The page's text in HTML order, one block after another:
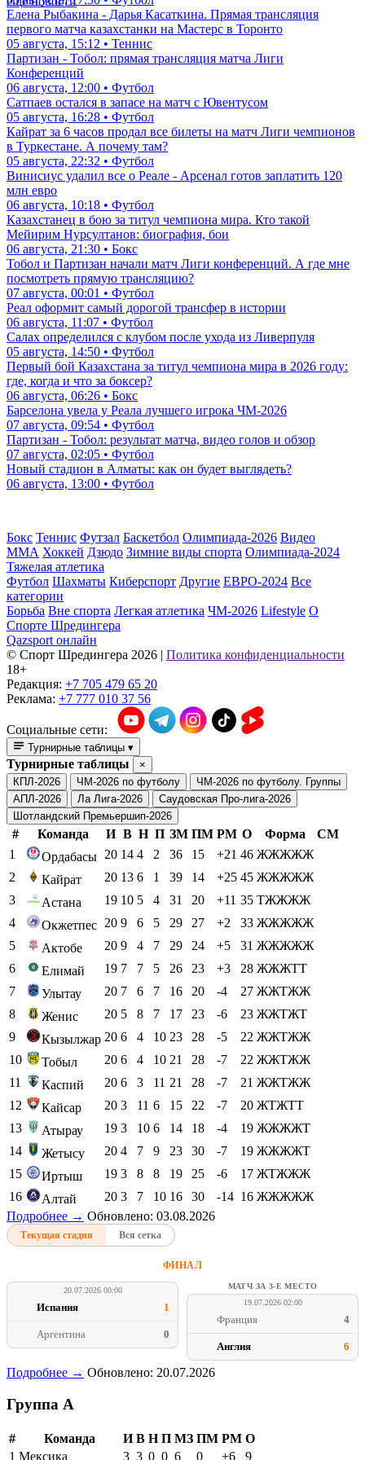
Елена Рыбакина - Дарья Касаткина. Прямая трансляция
первого матча казахстанки на Мастерс в Торонто
05 августа, 15:12 • Теннис
Партизан - Тобол: прямая трансляция матча Лиги
Конференций
06 августа, 12:00 • Футбол
Сатпаев остался в запасе на матч с Ювентусом
05 августа, 16:28 • Футбол
Кайрат за 6 часов продал все билеты на матч Лиги чемпионов
в Туркестане. А почему там?
05 августа, 22:32 • Футбол
Винисиус удалил все о Реале - Арсенал готов заплатить 120
млн евро
06 августа, 10:18 • Футбол
Казахстанец в бою за титул чемпиона мира. Кто такой
Мейирим Нурсултанов: биография, бои
06 августа, 21:30 • Бокс
Тобол и Партизан начали матч Лиги конференций. А где мне
посмотреть прямую трансляцию?
07 августа, 00:01 • Футбол
Реал оформит самый дорогой трансфер в истории
06 августа, 11:07 • Футбол
Салах определился с клубом после ухода из Ливерпуля
05 августа, 14:50 • Футбол
Первый бой Казахстана за титул чемпиона мира в 2026 году:
где, когда и что за боксер?
06 августа, 06:26 • Бокс
Барселона увела у Реала лучшего игрока ЧМ-2026
07 августа, 09:54 • Футбол
Партизан - Тобол: результат матча, видео голов и обзор
07 августа, 02:05 • Футбол
Новый стадион в Алматы: как он будет выглядеть?
06 августа, 13:00 • Футбол
Бокс Теннис Футзал Баскетбол Олимпиада-2026 Видео
ММА Хоккей Дзюдо Зимние виды спорта Олимпиада-2024
Тяжелая атлетика
Футбол Шахматы Киберспорт Другие ЕВРО-2024 Все
категории
Борьба Вне спорта Легкая атлетика ЧМ-2026 Lifestyle О
Спорте Шредингера
Qazsport онлайн
© Cпорт Шредингера 2026 | Политика конфиденциальности
18+
Редакция: +7 705 479 65 20
Реклама: +7 777 010 37 56
Социальные сети:
Турнирные таблицы ▾
Турнирные таблицы
×
КПЛ-2026
ЧМ-2026 по футболу
ЧМ-2026 по футболу. Группы
АПЛ-2026
Ла Лига-2026
Саудовская Про-лига-2026
Шотландский Премьершип-2026
# Команда И В Н П ЗМ ПМ РМ О Форма
СМ
1
Ордабасы 20 14 4 2 36 15 +21 46 ЖЖЖЖЖ
2
Кайрат 20 13 6 1 39 14 +25 45 ЖЖЖЖЖ
3
Астана 19 10 5 4 31 20 +11 35 ТЖЖЖЖ
4
Окжетпес 20 9 6 5 29 27 +2 33 ЖЖЖЖЖ
5
Актобе 20 9 4 7 29 24 +5 31 ЖЖЖЖЖ
6
Елимай 19 7 7 5 26 23 +3 28 ЖЖЖТТ
7
Улытау 20 7 6 7 16 20 -4 27 ЖЖТЖЖ
8
Женис 20 5 8 7 17 23 -6 23 ЖЖТЖТ
9
Кызылжар 20 6 4 10 23 28 -5 22 ЖЖТЖЖ
10
Тобыл 20 6 4 10 21 28 -7 22 ЖЖТЖЖ
11
Каспий 20 6 3 11 21 28 -7 21 ЖЖТЖЖ
12
Кайсар 20 3 11 6 15 22 -7 20 ЖТЖТТ
13
Атырау 19 3 10 6 14 18 -4 19 ЖЖЖЖТ
14
Жетысу 20 4 7 9 23 30 -7 19 ЖЖЖЖТ
15
Иртыш 19 3 8 8 19 25 -6 17 ЖТЖЖЖ
16
Алтай 20 3 7 10 16 30 -14 16 ЖЖЖЖЖ
Подробнее → Обновлено: 03.08.2026
Текущая стадия Вся сетка
ФИНАЛ
20.07.2026 00:00
Испания 1
Аргентина 0
МАТЧ ЗА 3-Е МЕСТО
19.07.2026 02:00
Франция 4
Англия 6
Подробнее → Обновлено: 20.07.2026
Группа A
# Команда И В Н П МЗ ПМ РМ О
1 Мексика 3 3 0 0 6 0 +6 9